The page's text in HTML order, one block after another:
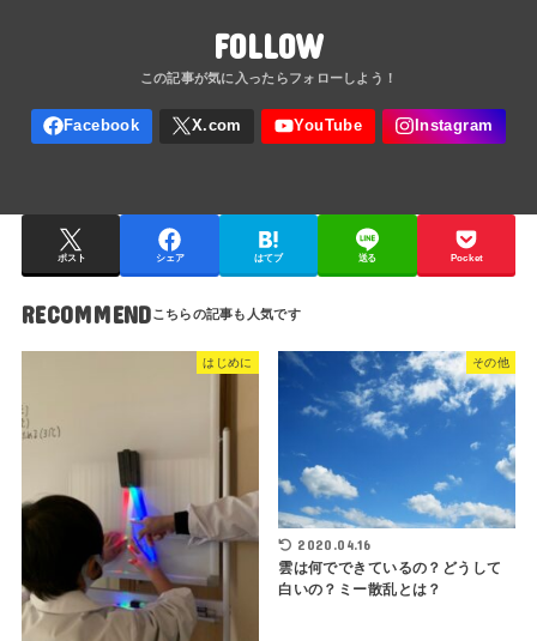
FOLLOW
ポスト シェア はてブ 送る Pocket
RECOMMEND
はじめに その他
2020.04.16
雲は何でできているの？どうして
白いの？ミー散乱とは？